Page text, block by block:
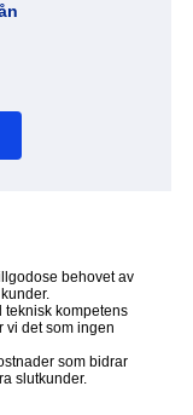
behovet av
teknisk kompetens
vi det som ingen
som bidrar
slutkunder.